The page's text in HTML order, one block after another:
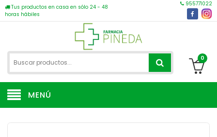
Tus productos en casa en sólo 24 - 48
horas hábiles
955771022
0
MENÚ